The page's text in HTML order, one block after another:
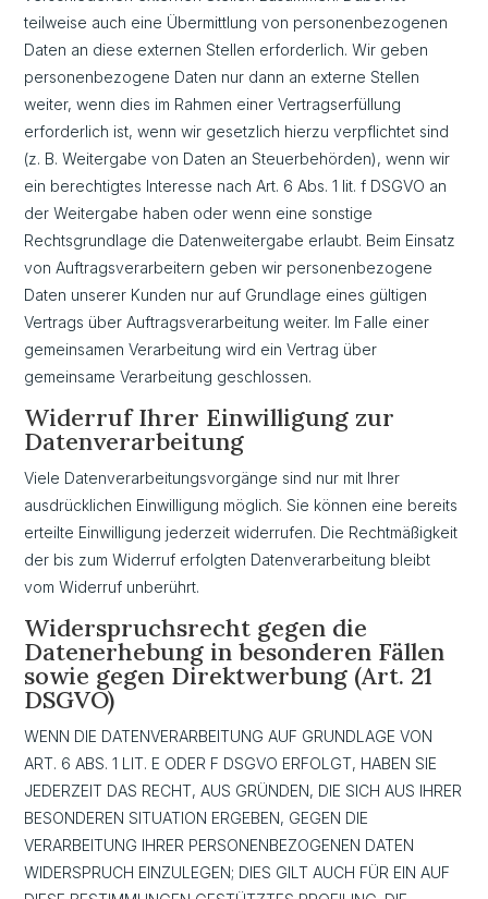
teilweise auch eine Übermittlung von personenbezogenen
Daten an diese externen Stellen erforderlich. Wir geben
personenbezogene Daten nur dann an externe Stellen
weiter, wenn dies im Rahmen einer Vertragserfüllung
erforderlich ist, wenn wir gesetzlich hierzu verpflichtet sind
(z. B. Weitergabe von Daten an Steuerbehörden), wenn wir
ein berechtigtes Interesse nach Art. 6 Abs. 1 lit. f DSGVO an
der Weitergabe haben oder wenn eine sonstige
Rechtsgrundlage die Datenweitergabe erlaubt. Beim Einsatz
von Auftragsverarbeitern geben wir personenbezogene
Daten unserer Kunden nur auf Grundlage eines gültigen
Vertrags über Auftragsverarbeitung weiter. Im Falle einer
gemeinsamen Verarbeitung wird ein Vertrag über
gemeinsame Verarbeitung geschlossen.
Widerruf Ihrer Einwilligung zur
Datenverarbeitung
Viele Datenverarbeitungsvorgänge sind nur mit Ihrer
ausdrücklichen Einwilligung möglich. Sie können eine bereits
erteilte Einwilligung jederzeit widerrufen. Die Rechtmäßigkeit
der bis zum Widerruf erfolgten Datenverarbeitung bleibt
vom Widerruf unberührt.
Widerspruchsrecht gegen die
Datenerhebung in besonderen Fällen
sowie gegen Direktwerbung (Art. 21
DSGVO)
WENN DIE DATENVERARBEITUNG AUF GRUNDLAGE VON
ART. 6 ABS. 1 LIT. E ODER F DSGVO ERFOLGT, HABEN SIE
JEDERZEIT DAS RECHT, AUS GRÜNDEN, DIE SICH AUS IHRER
BESONDEREN SITUATION ERGEBEN, GEGEN DIE
VERARBEITUNG IHRER PERSONENBEZOGENEN DATEN
WIDERSPRUCH EINZULEGEN; DIES GILT AUCH FÜR EIN AUF